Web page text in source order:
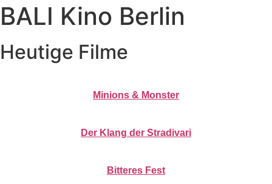
BALI Kino Berlin
Heutige Filme
Minions & Monster
Der Klang der Stradivari
Bitteres Fest